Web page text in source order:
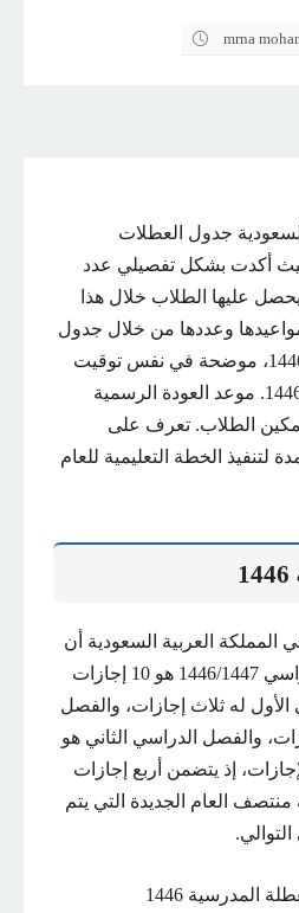
mrna
جدول العطلات
لعام 1446، حيث أكدت بشكل تفصيلي عدد
عليها الطلاب خلال هذا
مواعيدها وعددها من خلال جدول
التقويم الدراسي 1446/1447، موضحة في نفس توقيت
العطل المدرسية 1446/1447. موعد العودة الرسمية
الطلاب. تعرف على
لتنفيذ الخطة التعليمية للعام
المملكة العربية السعودية أن
عدد الإجازات للعام الدراسي 1446/1447 هو 10 إجازات
له ثلاث إجازات، والفصل
والفصل الدراسي الثاني هو
إذ يتضمن أربع إجازات
العام الجديدة التي يتم